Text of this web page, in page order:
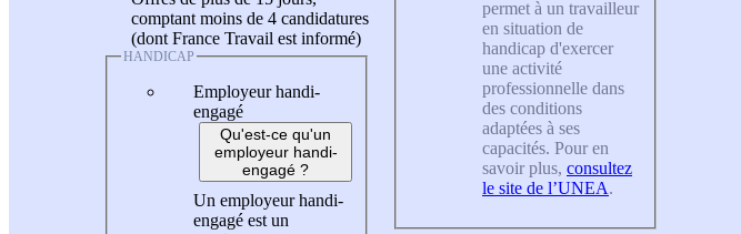
comptant moins de 4 candidatures
(dont France Travail est informé)
HANDICAP
Employeur handi-
engagé
Qu'est-ce qu'un
employeur handi-
engagé ?
Un employeur handi-
engagé est un
permet à un travailleur
en situation de
handicap d'exercer
une activité
professionnelle dans
des conditions
adaptées à ses
capacités. Pour en
savoir plus, consultez
le site de l’UNEA.